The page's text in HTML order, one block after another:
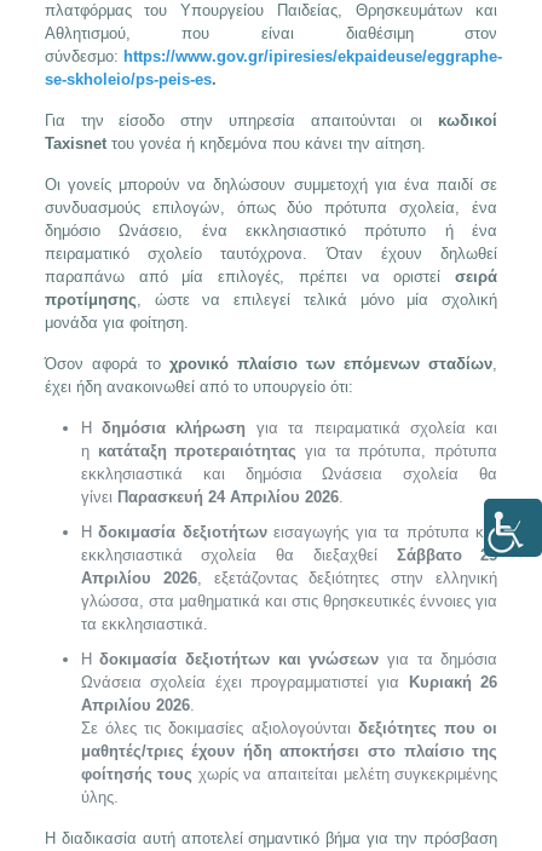
πλατφόρμας του Υπουργείου Παιδείας, Θρησκευμάτων και
Αθλητισμού, που είναι διαθέσιμη στον
σύνδεσμο: https://www.gov.gr/ipiresies/ekpaideuse/eggraphe-
se-skholeio/ps-peis-es.
Για την είσοδο στην υπηρεσία απαιτούνται οι κωδικοί
Taxisnetτου γονέα ή κηδεμόνα που κάνει την αίτηση.
Οι γονείς μπορούν να δηλώσουν συμμετοχή για ένα παιδί σε
συνδυασμούς επιλογών, όπως δύο πρότυπα σχολεία, ένα
δημόσιο Ωνάσειο, ένα εκκλησιαστικό πρότυπο ή ένα
πειραματικό σχολείο ταυτόχρονα. Όταν έχουν δηλωθεί
παραπάνω από μία επιλογές, πρέπει να οριστείσειρά
προτίμησης, ώστε να επιλεγεί τελικά μόνο μία σχολική
μονάδα για φοίτηση.
Όσον αφορά το χρονικό πλαίσιο των επόμενων σταδίων,
έχει ήδη ανακοινωθεί από το υπουργείο ότι:
Ηδημόσια κλήρωση για τα πειραματικά σχολεία και
η κατάταξη προτεραιότητας για τα πρότυπα, πρότυπα
εκκλησιαστικά και δημόσια Ωνάσεια σχολεία θα
γίνει Παρασκευή 24 Απριλίου 2026.
Ηδοκιμασία δεξιοτήτωνεισαγωγής για τα πρότυπα και
εκκλησιαστικά σχολεία θα διεξαχθεί Σάββατο 25
Απριλίου 2026, εξετάζοντας δεξιότητες στην ελληνική
γλώσσα, στα μαθηματικά και στις θρησκευτικές έννοιες για
τα εκκλησιαστικά.
Ηδοκιμασία δεξιοτήτων και γνώσεων για τα δημόσια
Ωνάσεια σχολεία έχει προγραμματιστεί για
Κυριακή 26
Απριλίου 2026.
Σε όλες τις δοκιμασίες αξιολογούνται δεξιότητες που οι
μαθητές/τριες έχουν ήδη αποκτήσει στο πλαίσιο της
φοίτησής τους χωρίς να απαιτείται μελέτη συγκεκριμένης
ύλης.
Η διαδικασία αυτή αποτελεί σημαντικό βήμα για την πρόσβαση